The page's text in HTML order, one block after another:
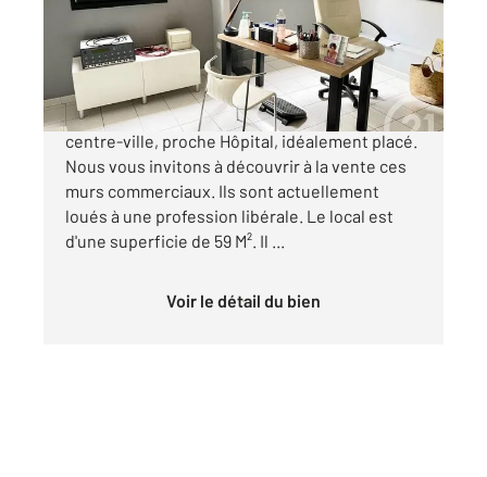
à vendre
130 800 €
NARBONNE : Dans un quartier recherché du
centre-ville, proche Hôpital, idéalement placé.
Nous vous invitons à découvrir à la vente ces
murs commerciaux. Ils sont actuellement
loués à une profession libérale. Le local est
d'une superficie de 59 M². Il ...
Voir le détail du bien